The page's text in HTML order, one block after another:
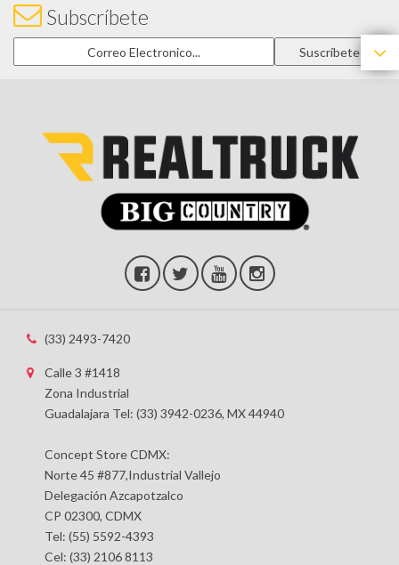
Subscríbete
(33) 2493-7420
Calle 3 #1418
Zona Industrial
Guadalajara Tel: (33) 3942-0236, MX 44940
Concept Store CDMX:
Norte 45 #877,Industrial Vallejo
Delegación Azcapotzalco
CP 02300, CDMX
Tel: (55) 5592-4393
Cel: (33) 2106 8113